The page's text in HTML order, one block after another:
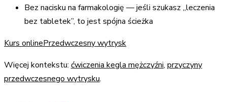
Bez nacisku na farmakologię — jeśli szukasz „leczenia
bez tabletek”, to jest spójna ścieżka
Kurs onlinePrzedwczesny wytrysk
Więcej kontekstu: ćwiczenia kegla mężczyźni, przyczyny
przedwczesnego wytrysku.